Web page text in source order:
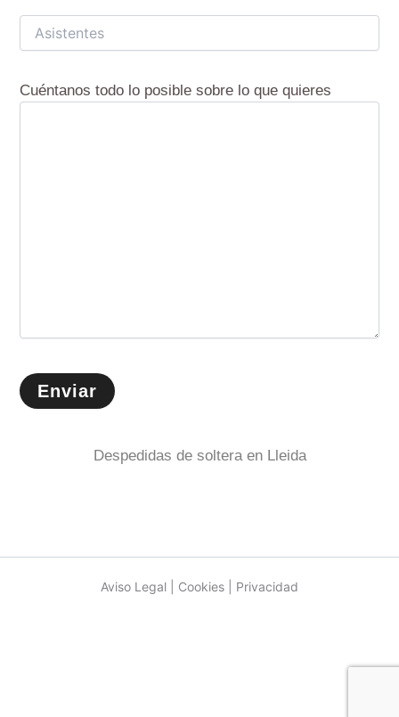
Cuéntanos todo lo posible sobre lo que quieres
Despedidas de soltera en Lleida
Aviso Legal | Cookies | Privacidad